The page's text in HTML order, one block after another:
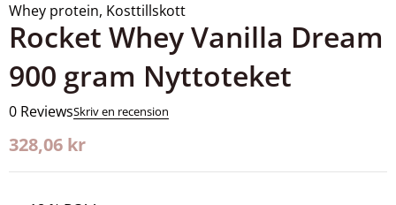
Whey protein, Kosttillskott
Rocket Whey Vanilla Dream
900 gram Nyttoteket
0 ReviewsSkriv en recension
328,06 kr